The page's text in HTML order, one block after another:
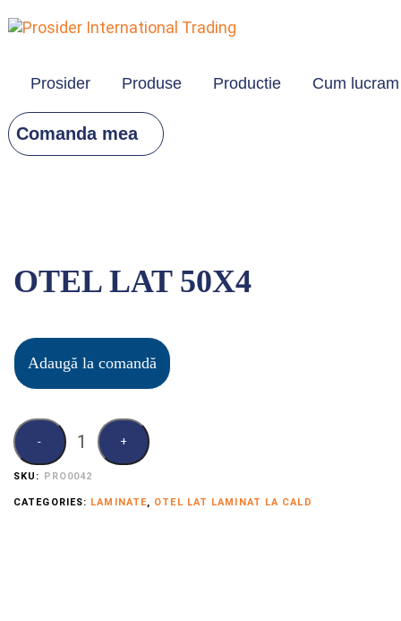
Skip to content
Prosider Produse Productie Cum lucram
Comanda mea
OTEL LAT 50X4
Adaugă la comandă
QUANTITY
SKU: PRO0042
CATEGORIES: LAMINATE, OTEL LAT LAMINAT LA CALD